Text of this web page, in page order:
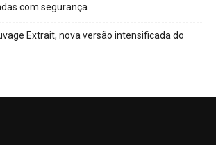
com segurança
Extrait, nova versão intensificada do